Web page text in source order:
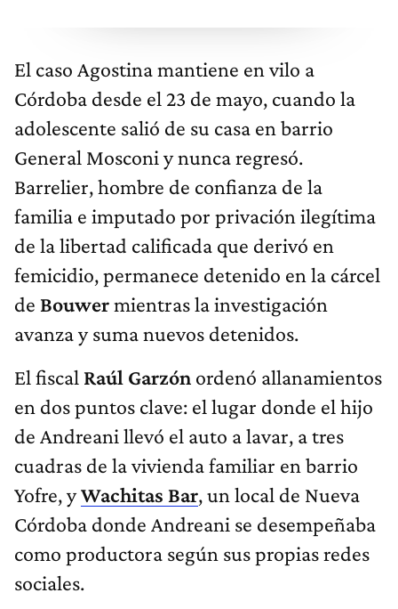
El caso Agostina mantiene en vilo a
Córdoba desde el 23 de mayo, cuando la
adolescente salió de su casa en barrio
General Mosconi y nunca regresó.
Barrelier, hombre de confianza de la
familia e imputado por privación ilegítima
de la libertad calificada que derivó en
femicidio, permanece detenido en la cárcel
de Bouwermientras la investigación
avanza y suma nuevos detenidos.
El fiscal Raúl Garzón ordenó allanamientos
en dos puntos clave: el lugar donde el hijo
de Andreani llevó el auto a lavar, a tres
cuadras de la vivienda familiar en barrio
Yofre, yWachitas Bar, un local de Nueva
Córdoba donde Andreani se desempeñaba
como productora según sus propias redes
sociales.